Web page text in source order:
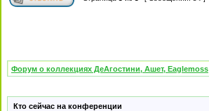
Форум о коллекциях ДеАгостини, Ашет, Eaglemoss
Кто сейчас на конференции